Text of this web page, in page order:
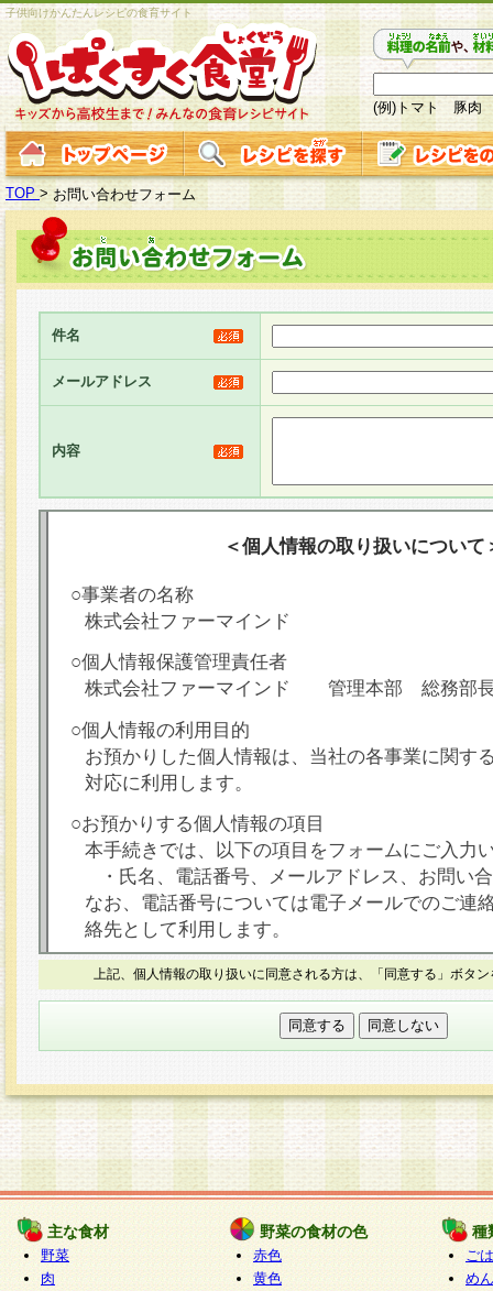
子供向けかんたんレシピの食育サイト
(例)トマト 豚肉
TOP > お問い合わせフォーム
件名
メールアドレス
内容
＜個人情報の取り扱いについて
○事業者の名称
株式会社ファーマインド
○個人情報保護管理責任者
株式会社ファーマインド 管理本部 総務部
○個人情報の利用目的
お預かりした個人情報は、当社の各事業に関す
対応に利用します。
○お預かりする個人情報の項目
本手続きでは、以下の項目をフォームにご入力
・氏名、電話番号、メールアドレス、お問い
なお、電話番号については電子メールでのご連
絡先として利用します。
○本人が容易に認識できない方法による個人情報
本フォームでは、セッション管理のためCookie
○個人情報の第三者提供について
力いただく個人情報は第三者に提供しません。
○個人情報の委託について
個人情報の取り扱いを外部に委託する場合は、
情報管理基準を満たす企業を選定して委託を行
が行われるよう監督します。
○開示対象個人情報の開示等および問い合わせ窓口
本人からの求めにより、当社が本件により取得
上記、個人情報の取り扱いに同意される方は、「同意する」ボタ
主な食材
野菜
肉
野菜の食材の色
赤色
黄色
種
ご
めん